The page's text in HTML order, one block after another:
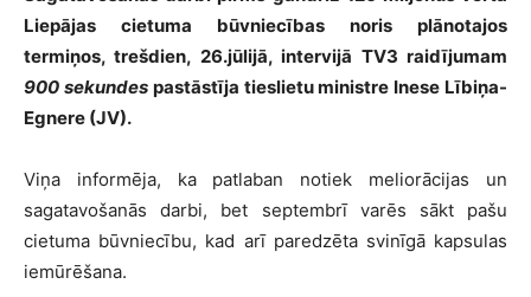
Liepājas cietuma būvniecības noris plānotajos
termiņos, trešdien, 26.jūlijā, intervijā TV3 raidījumam
900 sekundespastāstīja tieslietu ministre Inese Lībiņa-
Egnere (JV).
Viņa informēja, ka patlaban notiek meliorācijas un
sagatavošanās darbi, bet septembrī varēs sākt pašu
cietuma būvniecību, kad arī paredzēta svinīgā kapsulas
iemūrēšana.